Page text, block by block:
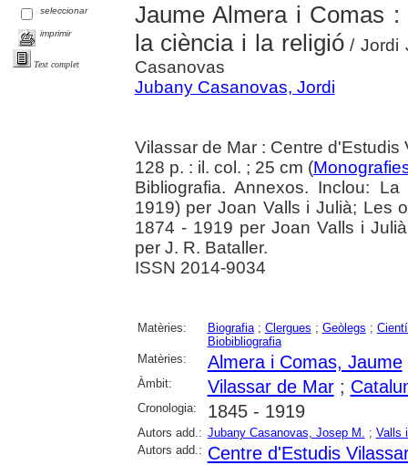
seleccionar
imprimir
Text complet
Jaume Almera i Comas
la ciència i la religió/ Jordi
Casanovas
Jubany Casanovas, Jordi
Vilassar de Mar : Centre d'Estudis
128 p. : il. col. ; 25 cm (
Bibliografia. Annexos. Inclou:
1919) per Joan Valls i Julià; Les
1874 - 1919 per Joan Valls i
per J. R. Bataller.
ISSN 2014-9034
Matèries: Biografia; Clergues ; Geòlegs ;
Biobibliografia
Matèries:
Almera i Comas, Jaume
Àmbit: Vilassar de Mar;
Cronologia: 1845 - 1919
Autors add.: Jubany Casanovas, Josep M. ; Valls
Autors add.: Centre d'Estudis